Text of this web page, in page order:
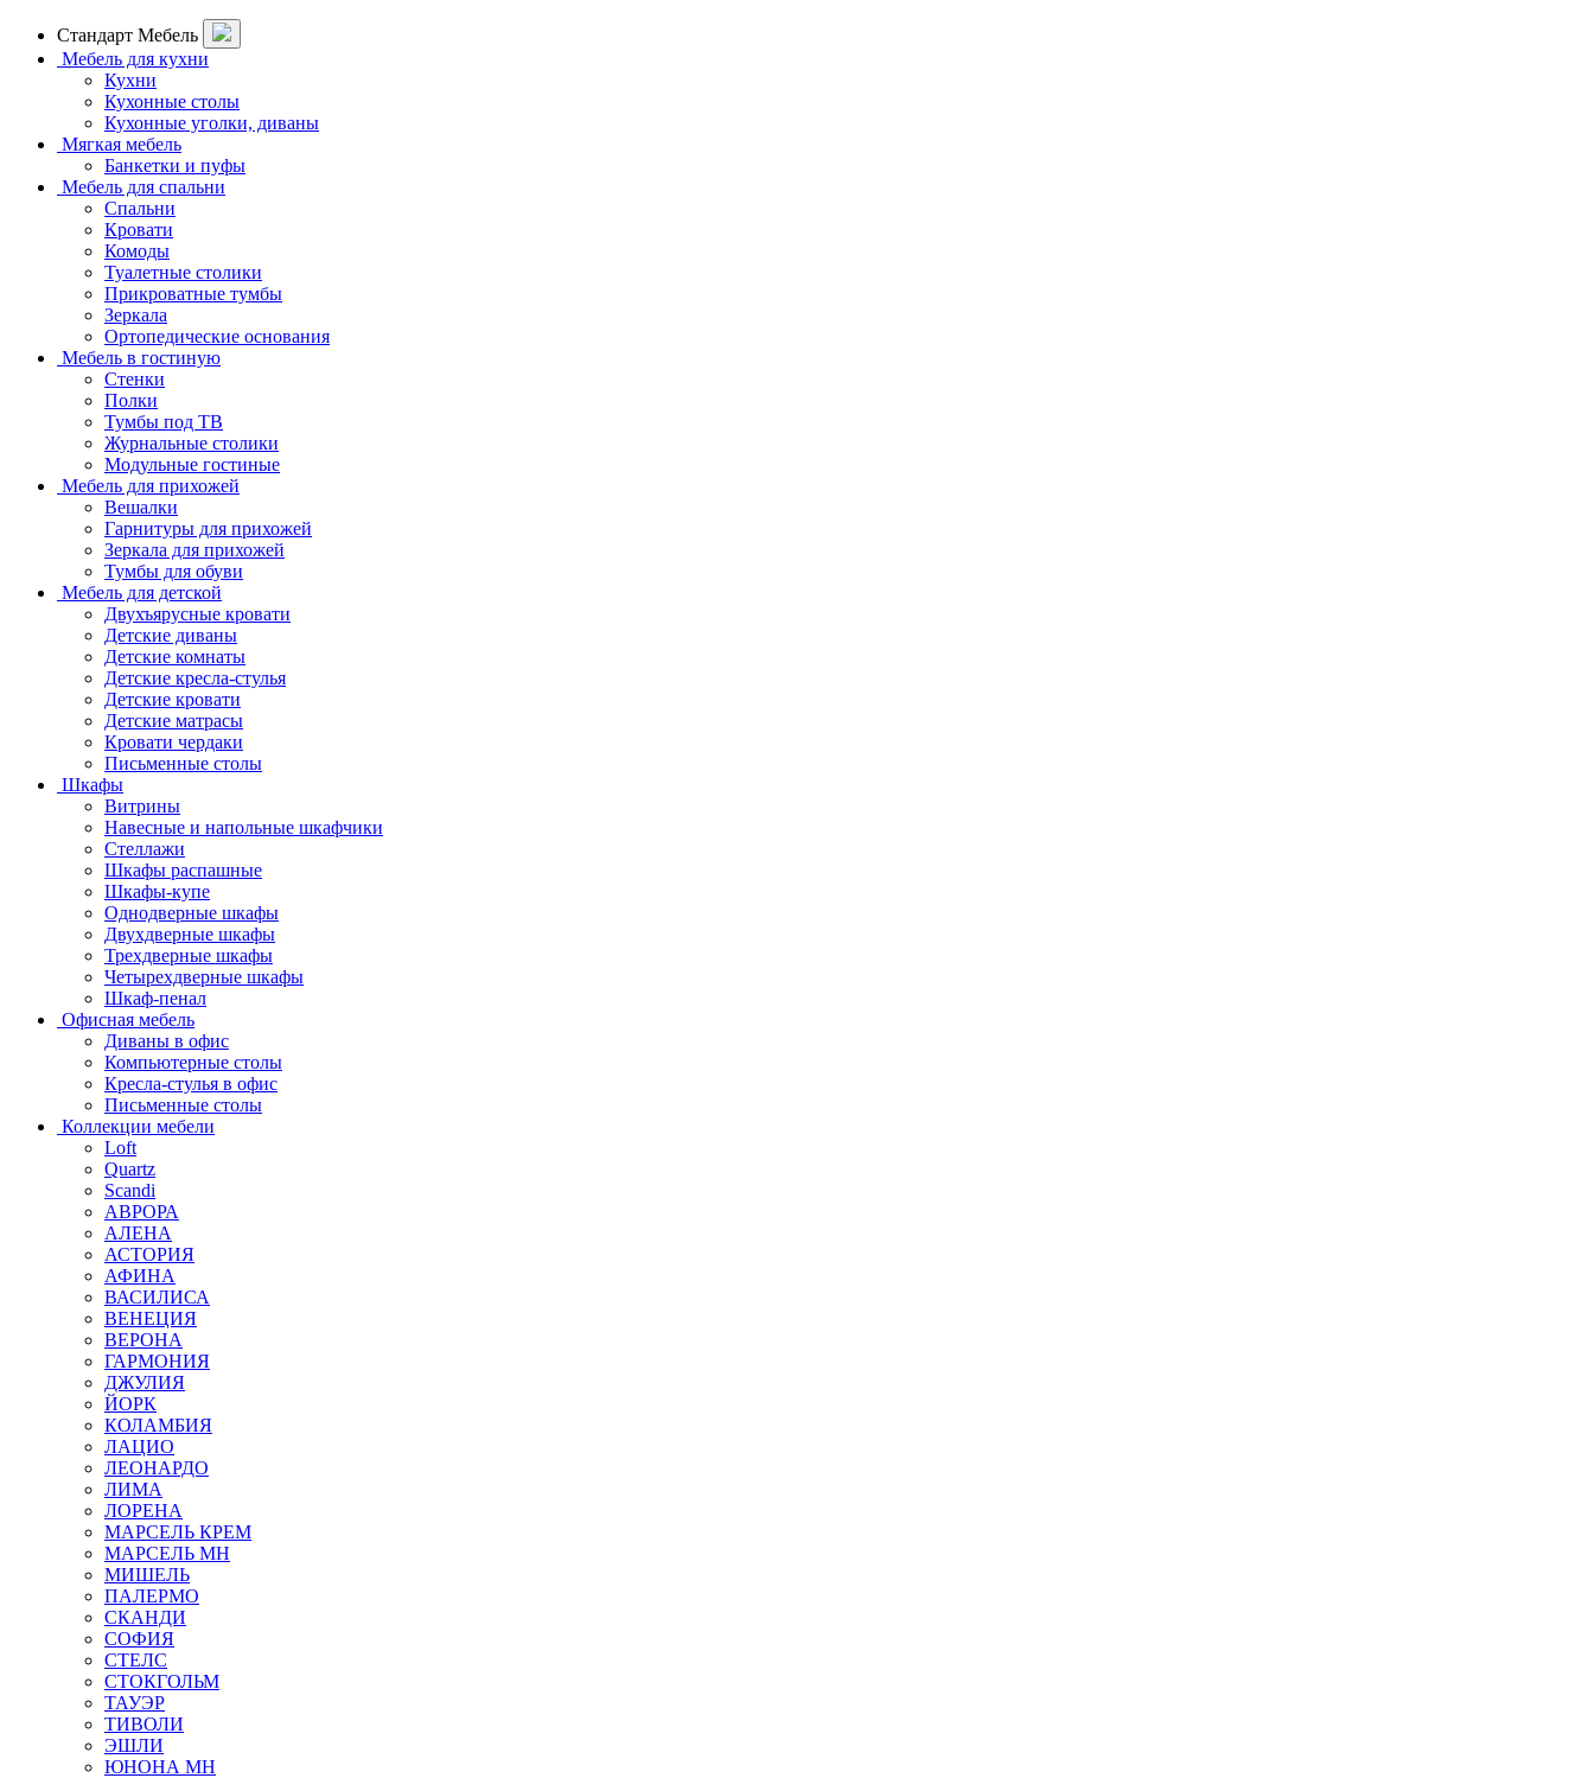
Стандарт Мебель
Мебель для кухни
Кухни
Кухонные столы
Кухонные уголки, диваны
Мягкая мебель
Банкетки и пуфы
Мебель для спальни
Спальни
Кровати
Комоды
Туалетные столики
Прикроватные тумбы
Зеркала
Ортопедические основания
Мебель в гостиную
Стенки
Полки
Тумбы под ТВ
Журнальные столики
Модульные гостиные
Мебель для прихожей
Вешалки
Гарнитуры для прихожей
Зеркала для прихожей
Тумбы для обуви
Мебель для детской
Двухъярусные кровати
Детские диваны
Детские комнаты
Детские кресла-стулья
Детские кровати
Детские матрасы
Кровати чердаки
Письменные столы
Шкафы
Витрины
Навесные и напольные шкафчики
Стеллажи
Шкафы распашные
Шкафы-купе
Однодверные шкафы
Двухдверные шкафы
Трехдверные шкафы
Четырехдверные шкафы
Шкаф-пенал
Офисная мебель
Диваны в офис
Компьютерные столы
Кресла-стулья в офис
Письменные столы
Коллекции мебели
Loft
Quartz
Scandi
АВРОРА
АЛЕНА
АСТОРИЯ
АФИНА
ВАСИЛИСА
ВЕНЕЦИЯ
ВЕРОНА
ГАРМОНИЯ
ДЖУЛИЯ
ЙОРК
КОЛАМБИЯ
ЛАЦИО
ЛЕОНАРДО
ЛИМА
ЛОРЕНА
МАРСЕЛЬ КРЕМ
МАРСЕЛЬ МН
МИШЕЛЬ
ПАЛЕРМО
СКАНДИ
СОФИЯ
СТЕЛС
СТОКГОЛЬМ
ТАУЭР
ТИВОЛИ
ЭШЛИ
ЮНОНА МН